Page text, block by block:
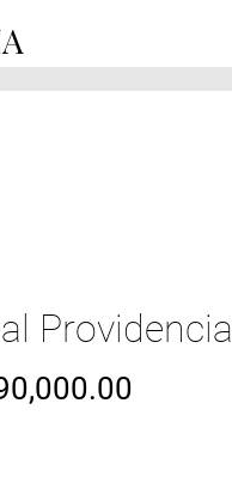
Providencia